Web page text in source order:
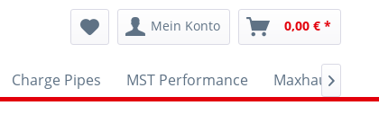
Mein Konto 0,00 € *
Charge Pipes MST Performance Maxhaust
